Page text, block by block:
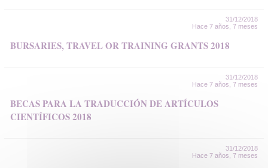
31/12/2018
Hace 7 años, 7 meses
BURSARIES, TRAVEL OR TRAINING GRANTS 2018
31/12/2018
Hace 7 años, 7 meses
BECAS PARA LA TRADUCCIÓN DE ARTÍCULOS
CIENTÍFICOS 2018
31/12/2018
Hace 7 años, 7 meses